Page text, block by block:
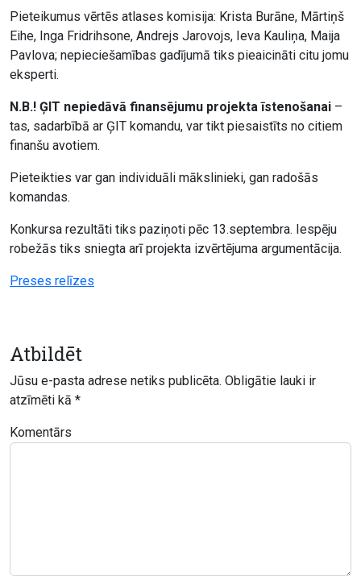
Pieteikumus vērtēs atlases komisija: Krista Burāne, Mārtiņš
Eihe, Inga Fridrihsone, Andrejs Jarovojs, Ieva Kauliņa, Maija
Pavlova; nepieciešamības gadījumā tiks pieaicināti citu jomu
eksperti.
N.B.! ĢIT nepiedāvā finansējumu projekta īstenošanai –
tas, sadarbībā ar ĢIT komandu, var tikt piesaistīts no citiem
finanšu avotiem.
Pieteikties var gan individuāli mākslinieki, gan radošās
komandas.
Konkursa rezultāti tiks paziņoti pēc 13.septembra. Iespēju
robežās tiks sniegta arī projekta izvērtējuma argumentācija.
Preses relīzes
Atbildēt
Jūsu e-pasta adrese netiks publicēta. Obligātie lauki ir
atzīmēti kā *
Komentārs